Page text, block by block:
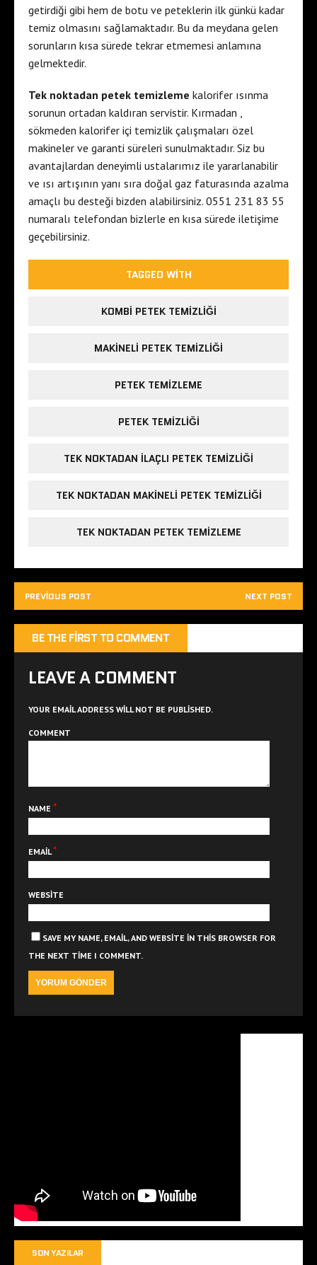
getirdiği gibi hem de botu ve peteklerin ilk günkü kadar
temiz olmasını sağlamaktadır. Bu da meydana gelen
sorunların kısa sürede tekrar etmemesi anlamına
gelmektedir.
Tek noktadan petek temizleme kalorifer ısınma
sorunun ortadan kaldıran servistir. Kırmadan ,
sökmeden kalorifer içi temizlik çalışmaları özel
makineler ve garanti süreleri sunulmaktadır. Siz bu
avantajlardan deneyimli ustalarımız ile yararlanabilir
ve ısı artışının yanı sıra doğal gaz faturasında azalma
amaçlı bu desteği bizden alabilirsiniz. 0551 231 83 55
numaralı telefondan bizlerle en kısa sürede iletişime
geçebilirsiniz.
TAGGED WITH
KOMBI PETEK TEMIZLIĞI
MAKINELI PETEK TEMIZLIĞI
PETEK TEMIZLEME
PETEK TEMIZLIĞI
TEK NOKTADAN ILAÇLI PETEK TEMIZLIĞI
TEK NOKTADAN MAKINELI PETEK TEMIZLIĞI
TEK NOKTADAN PETEK TEMIZLEME
PREVIOUS POST NEXT POST
BE THE FIRST TO COMMENT
LEAVE A COMMENT
YOUR EMAIL ADDRESS WILL NOT BE PUBLISHED.
COMMENT
NAME *
EMAIL*
WEBSITE
SAVE MY NAME, EMAIL, AND WEBSITE IN THIS BROWSER FOR
THE NEXT TIME I COMMENT.
SON YAZILAR